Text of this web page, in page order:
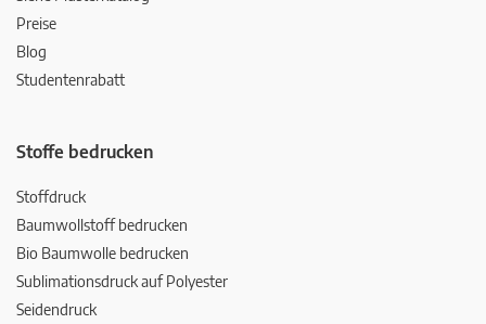
Preise
Blog
Studentenrabatt
Stoffe bedrucken
Stoffdruck
Baumwollstoff bedrucken
Bio Baumwolle bedrucken
Sublimationsdruck auf Polyester
Seidendruck